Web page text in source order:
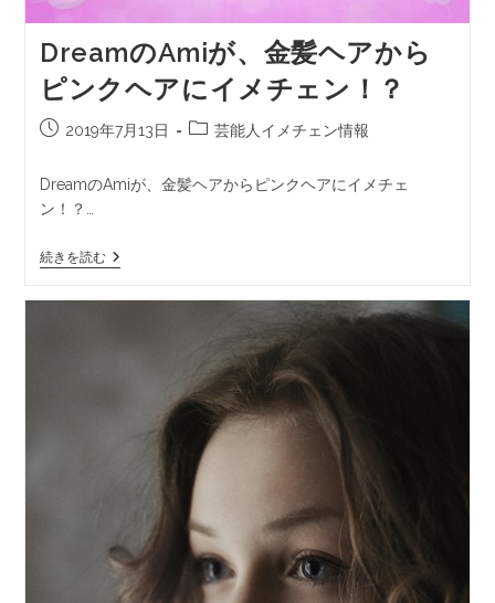
DreamのAmiが、金髪ヘアから
ピンクヘアにイメチェン！？
2019年7月13日 芸能人イメチェン情報
DreamのAmiが、金髪ヘアからピンクヘアにイメチェ
ン！？…
続きを読む